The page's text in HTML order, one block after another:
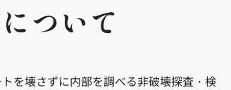
ついて
トを壊さずに内部を調べる非破壊探査・検